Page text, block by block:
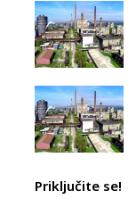
Priključite se!